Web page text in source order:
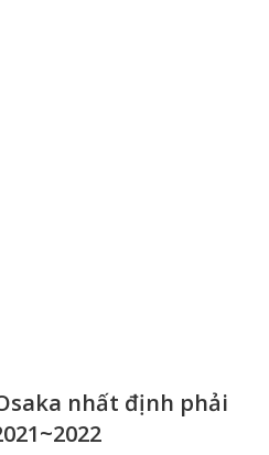
nhất định phải